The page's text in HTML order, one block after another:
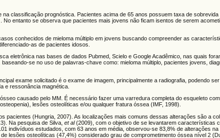
classificação prognóstica. Pacientes acima de 65 anos possuem taxa de sobrevida
No entanto se observa que pacientes mais jovens não ficam isentos de serem
conhecidos de mieloma múltiplo em jovens buscando compreender as
as de pacientes idosos.
eletrônica nas bases de dados Pubmed, Scielo e Google Acadêmico, nas quais
se no uso de palavras-chave como: mieloma múltiplo, pacientes jovens,
exame solicitado é o exame de imagem, principalmente a radiografia, podendo
e ressonância magnética.
causado pelo MM. É necessário fazer uma varredura completa do esqueleto
lesões osteolíticas e/ou qualquer fratura óssea (IMF, 1998).
pacientes (Hungria, 2007). As localizações mais comuns dessas alterações são a
Na pesquisa de Silva,et al(2009), com o objetivo de se levantarem características
indivíduos estudados, com 63 anos em média, observou-se 83,8% de alterações na
lesões osteolíticas (47,4%) considerado grau de comprometimento óssea nível 2